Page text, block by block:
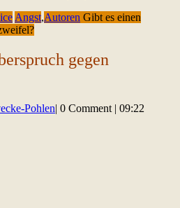
Angst,Autoren Gibt es einen
gegen
PohlenMartina
| 0 Comment | 09:22